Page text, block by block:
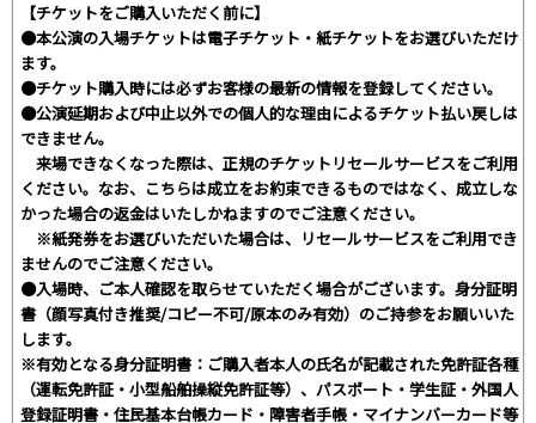
【チケットをご購入いただく前に】
●本公演の入場チケットは電子チケット・紙チケットをお選びいただけ
ます。
●チケット購入時には必ずお客様の最新の情報を登録してください。
●公演延期および中止以外での個人的な理由によるチケット払い戻しは
できません。
来場できなくなった際は、正規のチケットリセールサービスをご利用
ください。なお、こちらは成立をお約束できるものではなく、成立しな
かった場合の返金はいたしかねますのでご注意ください。
※紙発券をお選びいただいた場合は、リセールサービスをご利用でき
ませんのでご注意ください。
●入場時、ご本人確認を取らせていただく場合がございます。身分証明
書（顔写真付き推奨/コピー不可/原本のみ有効）のご持参をお願いいた
します。
※有効となる身分証明書：ご購入者本人の氏名が記載された免許証各種
（運転免許証・小型船舶操縦免許証等）、パスポート・学生証・外国人
登録証明書・住民基本台帳カード・障害者手帳・マイナンバーカード等